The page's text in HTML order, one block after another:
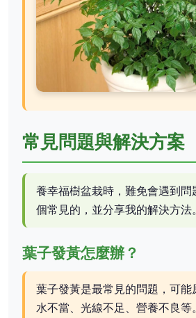
常見問題與解決方案
養幸福樹盆栽時，難免會遇到
個常見的，並分享我的解決方法。
葉子發黃怎麼辦？
葉子發黃是最常見的問題，可
水不當、光線不足、營養不良